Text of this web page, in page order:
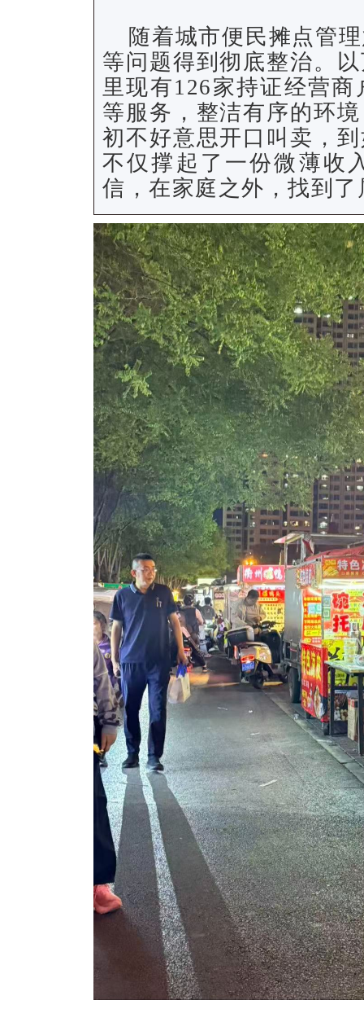
随着城市便民摊点管
等问题得到彻底整治。
里现有126家持证经营
等服务，整洁有序的环
初不好意思开口叫卖，
不仅撑起了一份微薄收
信，在家庭之外，找到